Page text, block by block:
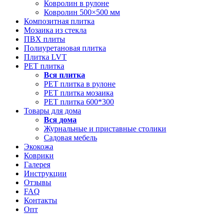
Ковролин в рулоне
Ковролин 500×500 мм
Композитная плитка
Мозаика из стекла
ПВХ плиты
Полиуретановая плитка
Плитка LVT
РЕТ плитка
Вся плитка
РЕТ плитка в рулоне
РЕТ плитка мозаика
РЕТ плитка 600*300
Товары для дома
Вся дома
Журнальные и приставные столики
Садовая мебель
Экокожа
Коврики
Галерея
Инструкции
Отзывы
FAQ
Контакты
Опт